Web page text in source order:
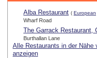
Alba Restaurant ( European
Wharf Road
The Garrack Restaurant,
Burthallan Lane
Alle Restaurants in der Nähe
anzeigen